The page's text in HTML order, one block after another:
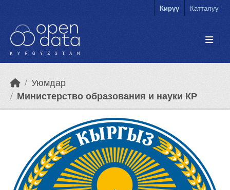
Кирүү Катталуу
Уюмдар
Министерство образования и науки КР